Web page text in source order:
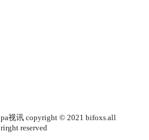
pa视讯 copyright © 2021 bifoxs.all
rirght reserved